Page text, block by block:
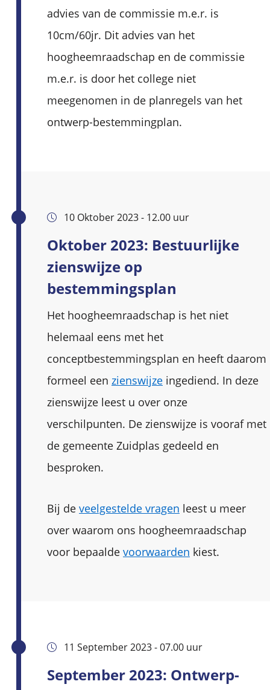
advies van de commissie m.e.r. is
10cm/60jr. Dit advies van het
hoogheemraadschap en de commissie
m.e.r. is door het college niet
meegenomen in de planregels van het
ontwerp-bestemmingplan.
10 Oktober 2023 - 12.00 uur
Oktober 2023: Bestuurlijke
zienswijze op
bestemmingsplan
Het hoogheemraadschap is het niet
helemaal eens met het
conceptbestemmingsplan en heeft daarom
formeel een zienswijze ingediend. In deze
zienswijze leest u over onze
verschilpunten. De zienswijze is vooraf met
de gemeente Zuidplas gedeeld en
besproken.
Bij de veelgestelde vragen leest u meer
over waarom ons hoogheemraadschap
voor bepaalde voorwaarden kiest.
11 September 2023 - 07.00 uur
September 2023: Ontwerp-